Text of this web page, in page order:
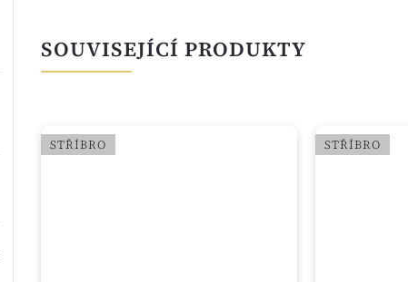
SOUVISEJÍCÍ PRODUKTY
STŘÍBRO STŘÍBRO